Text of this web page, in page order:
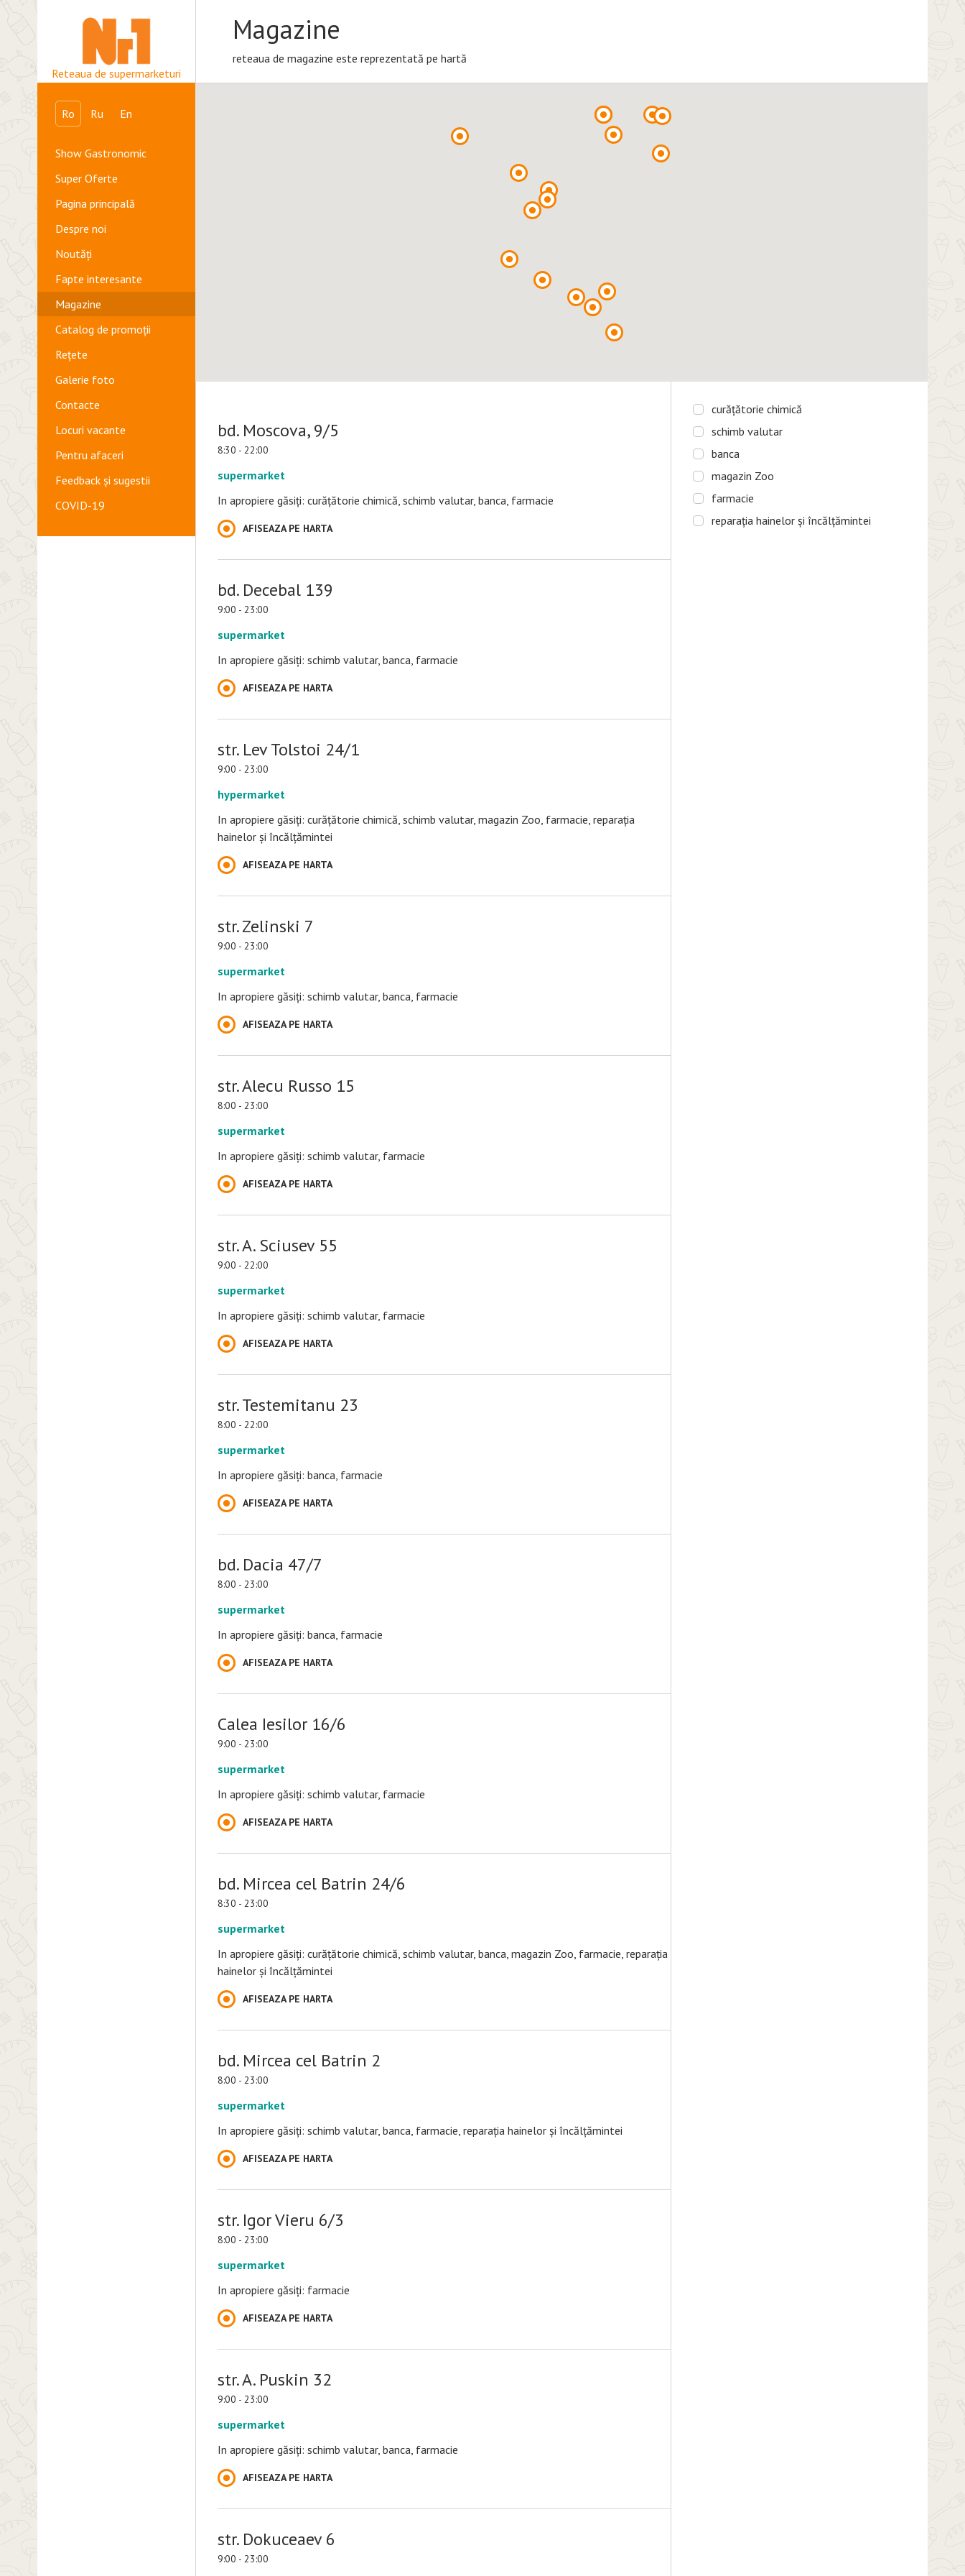
Reteaua de supermarketuri
Ro Ru En
Show Gastronomic
Super Oferte
Pagina principală
Despre noi
Noutăți
Fapte interesante
Magazine
Catalog de promoții
Rețete
Galerie foto
Contacte
Locuri vacante
Pentru afaceri
Feedback și sugestii
COVID-19
Magazine
reteaua de magazine este reprezentată pe hartă
сurățătorie chimică
schimb valutar
banca
magazin Zoo
farmacie
reparația hainelor și încălțămintei
bd. Moscova, 9/5
8:30 - 22:00
supermarket
In apropiere găsiți: сurățătorie chimică, schimb valutar, banca, farmacie
AFISEAZA PE HARTA
bd. Decebal 139
9:00 - 23:00
supermarket
In apropiere găsiți: schimb valutar, banca, farmacie
AFISEAZA PE HARTA
str. Lev Tolstoi 24/1
9:00 - 23:00
hypermarket
In apropiere găsiți: сurățătorie chimică, schimb valutar, magazin Zoo, farmacie, reparația
hainelor și încălțămintei
AFISEAZA PE HARTA
str. Zelinski 7
9:00 - 23:00
supermarket
In apropiere găsiți: schimb valutar, banca, farmacie
AFISEAZA PE HARTA
str. Alecu Russo 15
8:00 - 23:00
supermarket
In apropiere găsiți: schimb valutar, farmacie
AFISEAZA PE HARTA
str. A. Sciusev 55
9:00 - 22:00
supermarket
In apropiere găsiți: schimb valutar, farmacie
AFISEAZA PE HARTA
str. Testemitanu 23
8:00 - 22:00
supermarket
In apropiere găsiți: banca, farmacie
AFISEAZA PE HARTA
bd. Dacia 47/7
8:00 - 23:00
supermarket
In apropiere găsiți: banca, farmacie
AFISEAZA PE HARTA
Calea Iesilor 16/6
9:00 - 23:00
supermarket
In apropiere găsiți: schimb valutar, farmacie
AFISEAZA PE HARTA
bd. Mircea cel Batrin 24/6
8:30 - 23:00
supermarket
In apropiere găsiți: сurățătorie chimică, schimb valutar, banca, magazin Zoo, farmacie, reparația
hainelor și încălțămintei
AFISEAZA PE HARTA
bd. Mircea cel Batrin 2
8:00 - 23:00
supermarket
In apropiere găsiți: schimb valutar, banca, farmacie, reparația hainelor și încălțămintei
AFISEAZA PE HARTA
str. Igor Vieru 6/3
8:00 - 23:00
supermarket
In apropiere găsiți: farmacie
AFISEAZA PE HARTA
str. A. Puskin 32
9:00 - 23:00
supermarket
In apropiere găsiți: schimb valutar, banca, farmacie
AFISEAZA PE HARTA
str. Dokuceaev 6
9:00 - 23:00